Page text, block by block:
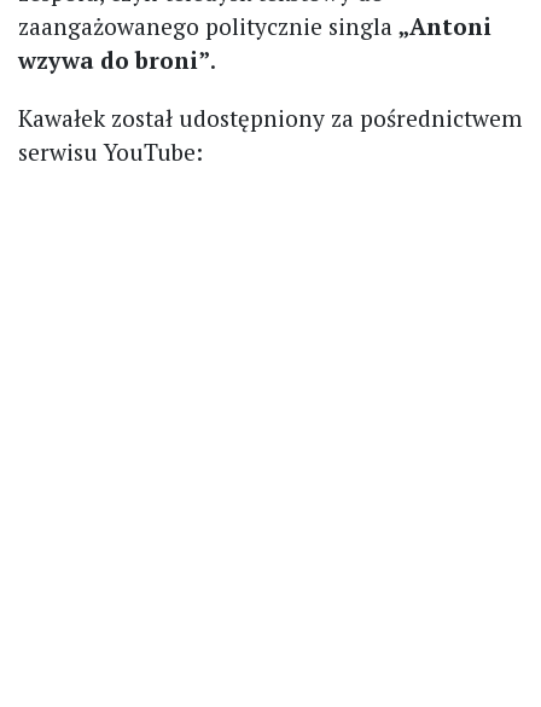
zaangażowanego politycznie singla „Antoni
wzywa do broni”.
Kawałek został udostępniony za pośrednictwem
serwisu YouTube: